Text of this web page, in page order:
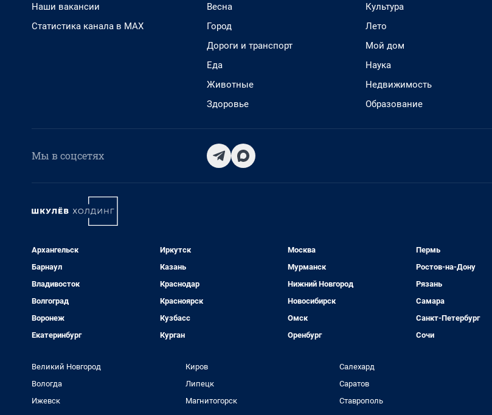
Наши вакансии
Статистика канала в MAX
Весна
Город
Дороги и транспорт
Еда
Животные
Здоровье
Культура
Лето
Мой дом
Наука
Недвижимость
Образование
Мы в соцсетях
Архангельск
Барнаул
Владивосток
Волгоград
Воронеж
Екатеринбург
Иркутск
Казань
Краснодар
Красноярск
Кузбасс
Курган
Москва
Мурманск
Нижний Новгород
Новосибирск
Омск
Оренбург
Пермь
Ростов-на-Дону
Рязань
Самара
Санкт-Петербург
Сочи
Великий Новгород
Вологда
Ижевск
Киров
Липецк
Магнитогорск
Салехард
Саратов
Ставрополь